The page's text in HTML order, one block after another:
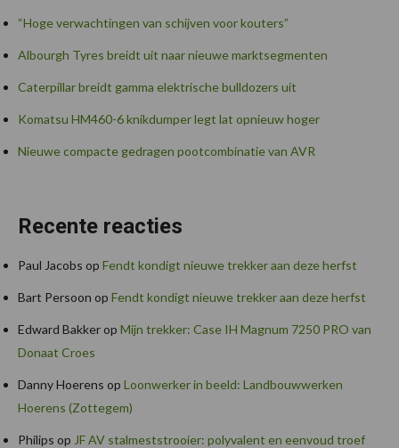
“Hoge verwachtingen van schijven voor kouters”
Albourgh Tyres breidt uit naar nieuwe marktsegmenten
Caterpillar breidt gamma elektrische bulldozers uit
Komatsu HM460-6 knikdumper legt lat opnieuw hoger
Nieuwe compacte gedragen pootcombinatie van AVR
Recente reacties
Paul Jacobs op Fendt kondigt nieuwe trekker aan deze herfst
Bart Persoon op Fendt kondigt nieuwe trekker aan deze herfst
Edward Bakkerop Mijn trekker: Case IH Magnum 7250 PRO van
Donaat Croes
Danny Hoerens op Loonwerker in beeld: Landbouwwerken
Hoerens (Zottegem)
Philips op JF AV stalmeststrooier: polyvalent en eenvoud troef